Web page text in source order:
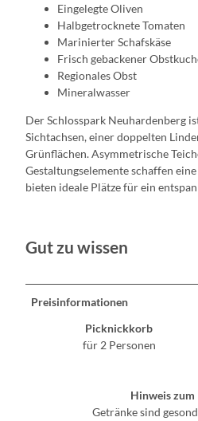
Eingelegte Oliven
Halbgetrocknete Tomaten
Marinierter Schafskäse
Frisch gebackener
Regionales Obst
Mineralwasser
Der Schlosspark Neuhardenberg
Sichtachsen, einer doppelten
Grünflächen. Asymmetrische
Gestaltungselemente schaffen
bieten ideale Plätze für ein
Gut zu wissen
Preisinformationen
Picknickkorb
für 2 Personen
Hinweis zum
Getränke sind